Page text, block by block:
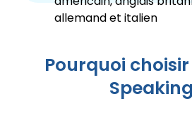
Pourquoi